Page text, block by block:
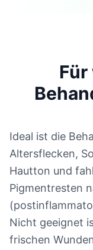
Ideal ist die
Altersflecken,
Hautton und
Pigmentresten
Nicht geeignet
frischen